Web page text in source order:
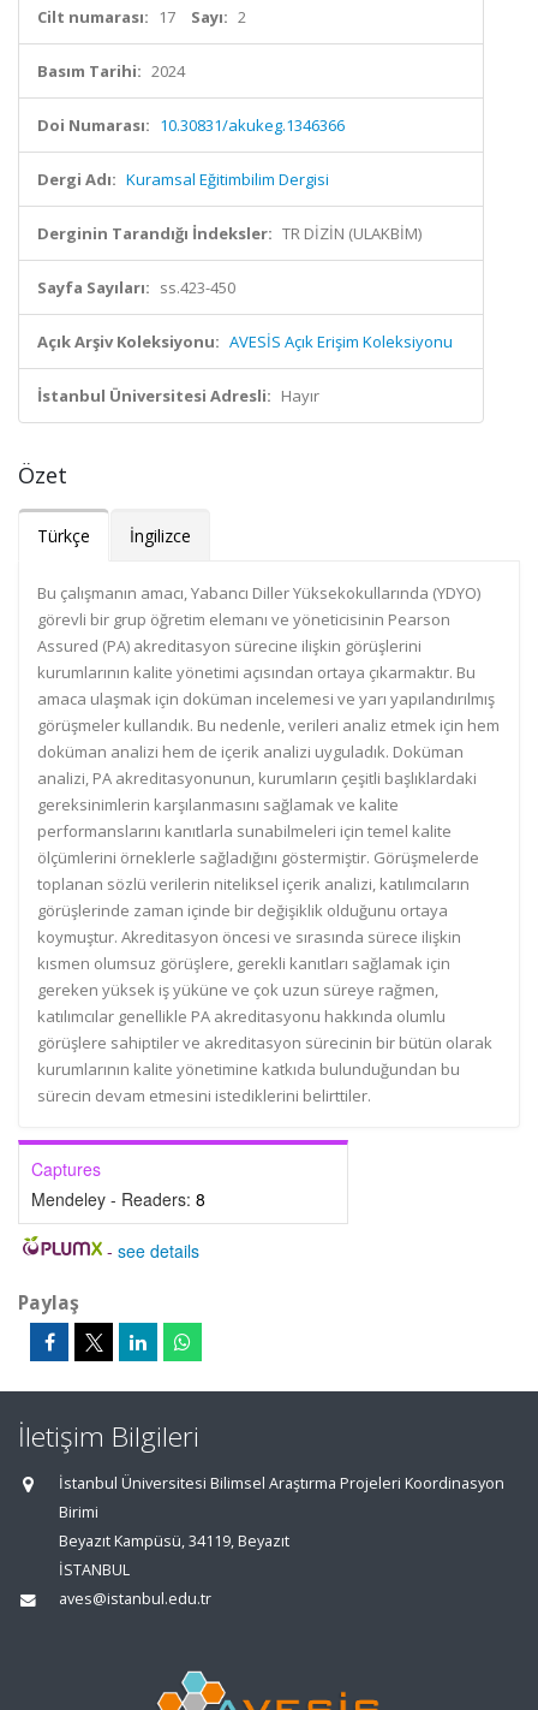
Cilt numarası: 17 Sayı: 2
Basım Tarihi: 2024
Doi Numarası: 10.30831/akukeg.1346366
Dergi Adı: Kuramsal Eğitimbilim Dergisi
Derginin Tarandığı İndeksler: TR DİZİN (ULAKBİM)
Sayfa Sayıları: ss.423-450
Açık Arşiv Koleksiyonu: AVESİS Açık Erişim Koleksiyonu
İstanbul Üniversitesi Adresli: Hayır
Özet
Türkçe İngilizce
Bu çalışmanın amacı, Yabancı Diller Yüksekokullarında (YDYO)
görevli bir grup öğretim elemanı ve yöneticisinin Pearson
Assured (PA) akreditasyon sürecine ilişkin görüşlerini
kurumlarının kalite yönetimi açısından ortaya çıkarmaktır. Bu
amaca ulaşmak için doküman incelemesi ve yarı yapılandırılmış
görüşmeler kullandık. Bu nedenle, verileri analiz etmek için hem
doküman analizi hem de içerik analizi uyguladık. Doküman
analizi, PA akreditasyonunun, kurumların çeşitli başlıklardaki
gereksinimlerin karşılanmasını sağlamak ve kalite
performanslarını kanıtlarla sunabilmeleri için temel kalite
ölçümlerini örneklerle sağladığını göstermiştir. Görüşmelerde
toplanan sözlü verilerin niteliksel içerik analizi, katılımcıların
görüşlerinde zaman içinde bir değişiklik olduğunu ortaya
koymuştur. Akreditasyon öncesi ve sırasında sürece ilişkin
kısmen olumsuz görüşlere, gerekli kanıtları sağlamak için
gereken yüksek iş yüküne ve çok uzun süreye rağmen,
katılımcılar genellikle PA akreditasyonu hakkında olumlu
görüşlere sahiptiler ve akreditasyon sürecinin bir bütün olarak
kurumlarının kalite yönetimine katkıda bulunduğundan bu
sürecin devam etmesini istediklerini belirttiler.
Captures
Mendeley - Readers: 8
- see details
Paylaş
İletişim Bilgileri
İstanbul Üniversitesi Bilimsel Araştırma Projeleri Koordinasyon
Birimi
Beyazıt Kampüsü, 34119, Beyazıt
İSTANBUL
aves@istanbul.edu.tr